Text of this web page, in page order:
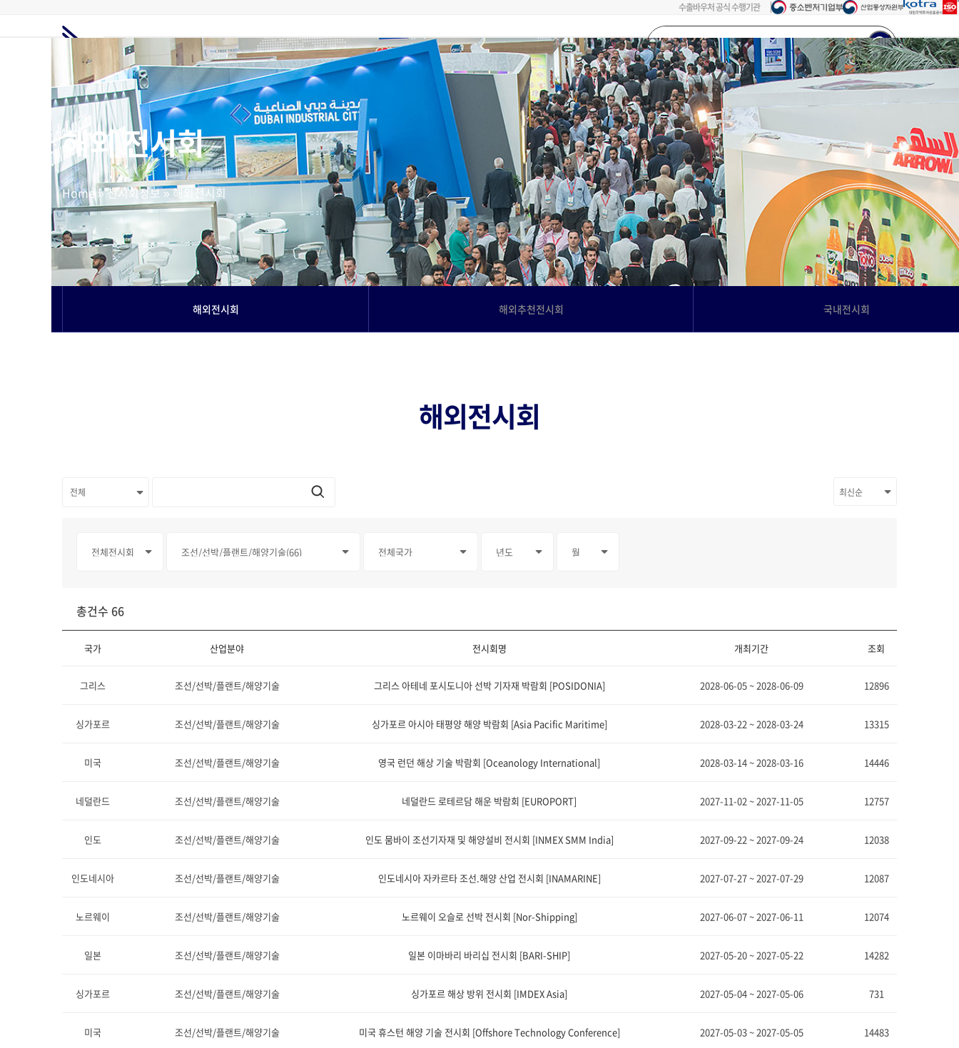
수출바우처 공식 수행기관
검색어를
입력해주세요...
회원가입 로그인
홈전시회정보 해외전시회전시부스해외마케팅 고객지원요금제고객사례Language
해외 전시회
Home»전시회정보»해외전시회
해외전시회 해외추천전시회 국내전시회
해외전시회
총건수 66
국가 산업분야 전시회명 개최기간 조회
그리스 조선/선박/플랜트/해양기술 그리스 아테네 포시도니아 선박 기자재 박람회 [POSIDONIA] 2028-06-05 ~ 2028-06-09 12896
싱가포르 조선/선박/플랜트/해양기술 싱가포르 아시아 태평양 해양 박람회 [Asia Pacific Maritime] 2028-03-22 ~ 2028-03-24 13315
미국 조선/선박/플랜트/해양기술 영국 런던 해상 기술 박람회 [Oceanology International] 2028-03-14 ~ 2028-03-16 14446
네덜란드 조선/선박/플랜트/해양기술 네덜란드 로테르담 해운 박람회 [EUROPORT] 2027-11-02 ~ 2027-11-05 12757
인도 조선/선박/플랜트/해양기술 인도 뭄바이 조선기자재 및 해양설비 전시회 [INMEX SMM India] 2027-09-22 ~ 2027-09-24 12038
인도네시아 조선/선박/플랜트/해양기술 인도네시아 자카르타 조선.해양 산업 전시회 [INAMARINE] 2027-07-27 ~ 2027-07-29 12087
노르웨이 조선/선박/플랜트/해양기술 노르웨이 오슬로 선박 전시회 [Nor-Shipping] 2027-06-07 ~ 2027-06-11 12074
일본 조선/선박/플랜트/해양기술 일본 이마바리 바리십 전시회 [BARI-SHIP] 2027-05-20 ~ 2027-05-22 14282
싱가포르 조선/선박/플랜트/해양기술 싱가포르 해상 방위 전시회 [IMDEX Asia] 2027-05-04 ~ 2027-05-06 731
미국 조선/선박/플랜트/해양기술 미국 휴스턴 해양 기술 전시회 [Offshore Technology Conference] 2027-05-03 ~ 2027-05-05 14483